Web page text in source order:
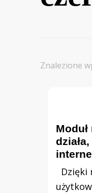
Znalezione
Dzięki